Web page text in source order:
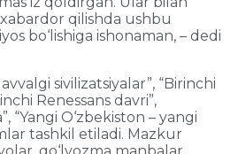
qilishda ushbu
bo‘lishiga ishonaman, – dedi
sivilizatsiyalar”, “Birinchi
Renessans davri”,
“Yangi O‘zbekiston – yangi
tashkil etiladi. Mazkur
qo‘lyozma manbalar,